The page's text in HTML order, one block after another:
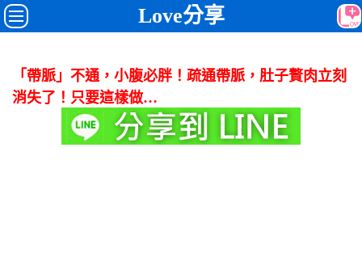
Love分享
「帶脈」不通，小腹必胖！疏通帶脈，肚子贅肉立刻
消失了！只要這樣做…